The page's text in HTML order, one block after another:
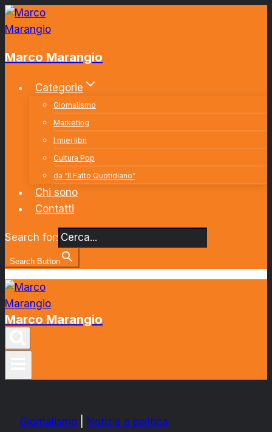
Salta
al
Marco Marangio
Categorie
Giornalismo
Marketing
I miei libri
Cultura Pop
da “Il Fatto Quotidiano”
Chi sono
Contatti
Search for:
Search Button
Marco Marangio
Giornalismo Notizie e politica